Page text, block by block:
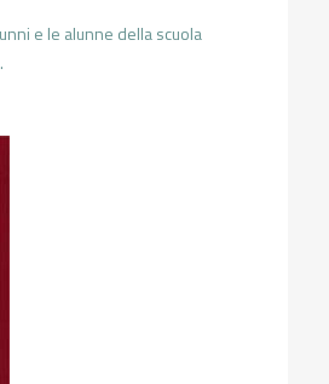
e le alunne della scuola